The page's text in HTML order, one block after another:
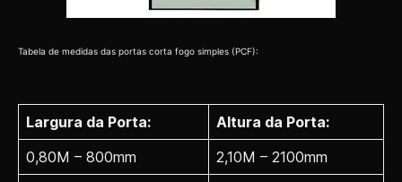
Tabela de medidas das portas corta fogo simples (PCF):
Largura da Porta:
Altura da Porta:
0,80M – 800mm
2,10M – 2100mm